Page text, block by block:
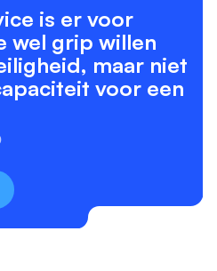
is er voor
wel grip willen
maar niet
voor een
AFWIJZEN